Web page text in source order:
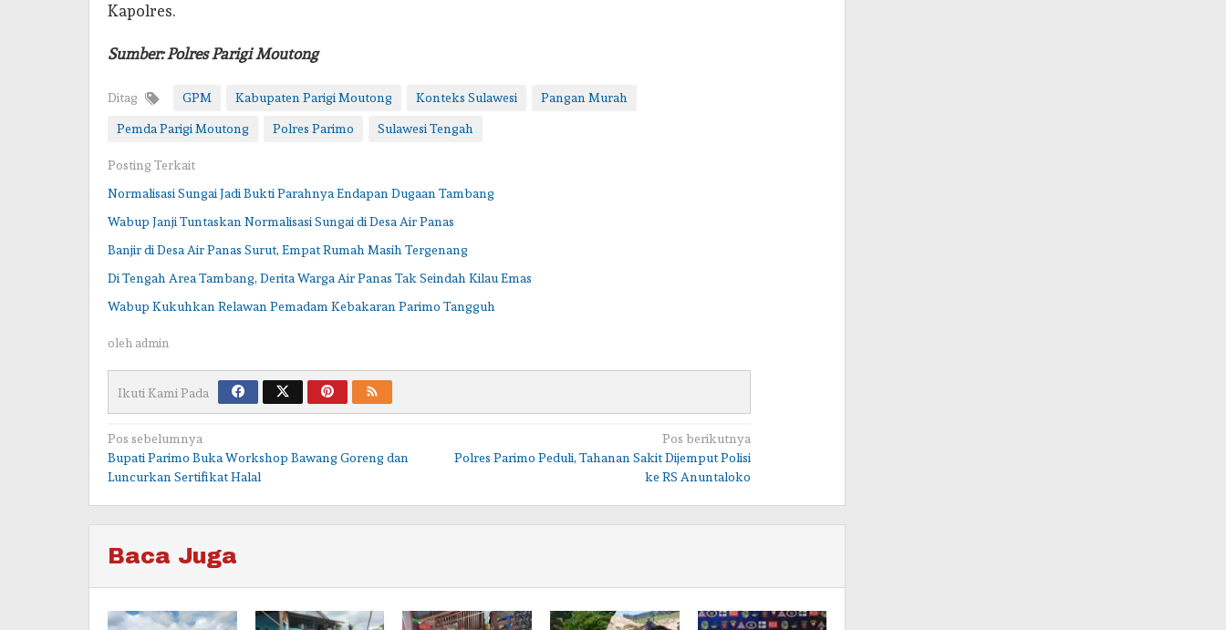
Kapolres.
Sumber: Polres Parigi Moutong
Ditag GPM Kabupaten Parigi Moutong Konteks Sulawesi Pangan Murah
Pemda Parigi Moutong Polres Parimo Sulawesi Tengah
Posting Terkait
Normalisasi Sungai Jadi Bukti Parahnya Endapan Dugaan Tambang
Wabup Janji Tuntaskan Normalisasi Sungai di Desa Air Panas
Banjir di Desa Air Panas Surut, Empat Rumah Masih Tergenang
Di Tengah Area Tambang, Derita Warga Air Panas Tak Seindah Kilau Emas
Wabup Kukuhkan Relawan Pemadam Kebakaran Parimo Tangguh
oleh admin
Ikuti Kami Pada
Navigasi
pos
Pos sebelumnya
Bupati Parimo Buka Workshop Bawang Goreng dan
Luncurkan Sertifikat Halal
Pos berikutnya
Polres Parimo Peduli, Tahanan Sakit Dijemput Polisi
ke RS Anuntaloko
Baca Juga